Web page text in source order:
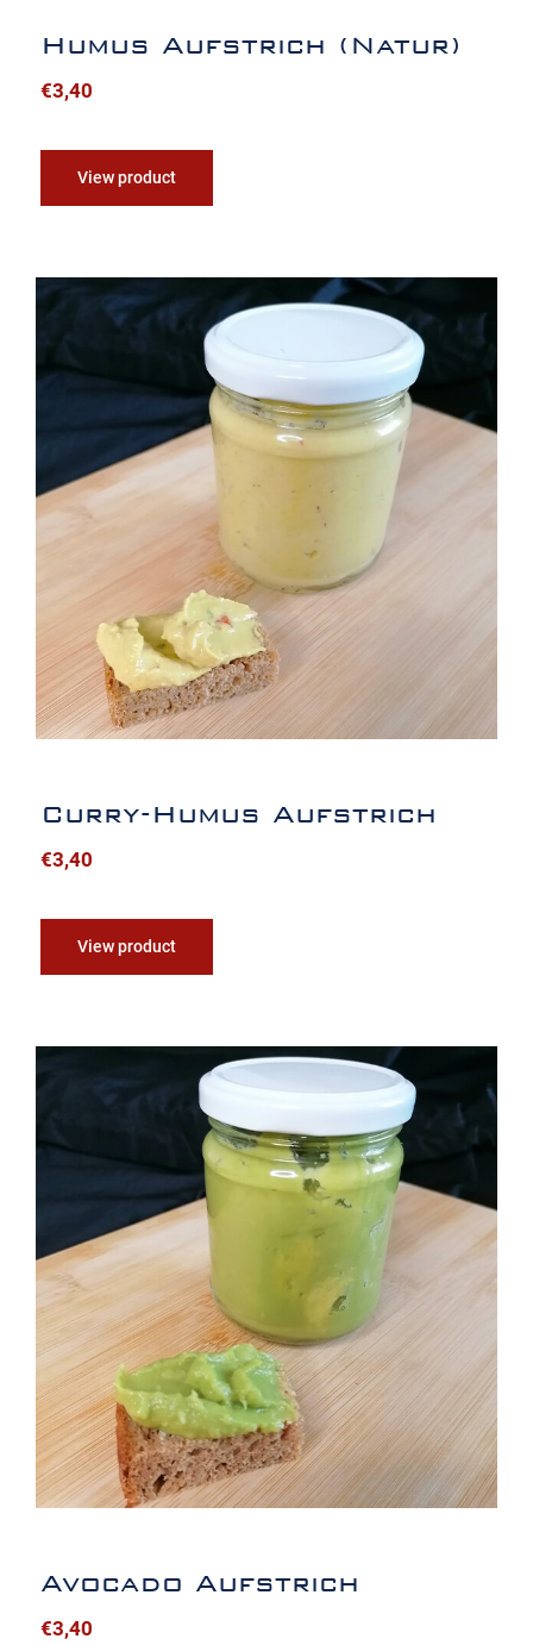
Humus Aufstrich (Natur)
€3,40
View product
Curry-Humus Aufstrich
Curry-Humus Aufstrich
€3,40
View product
Avocado Aufstrich
Avocado Aufstrich
€3,40